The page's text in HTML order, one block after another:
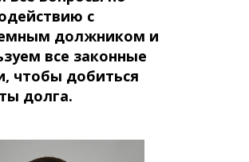
с
должником и
все законные
чтобы добиться
долга.